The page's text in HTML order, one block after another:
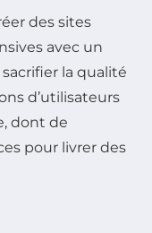
des sites
avec un
la qualité
d’utilisateurs
dont de
pour livrer des